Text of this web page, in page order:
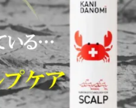
ンジ ビ
CAMPFIRE for Social Good
CAMPFIREふるさと納税machi-yaコ